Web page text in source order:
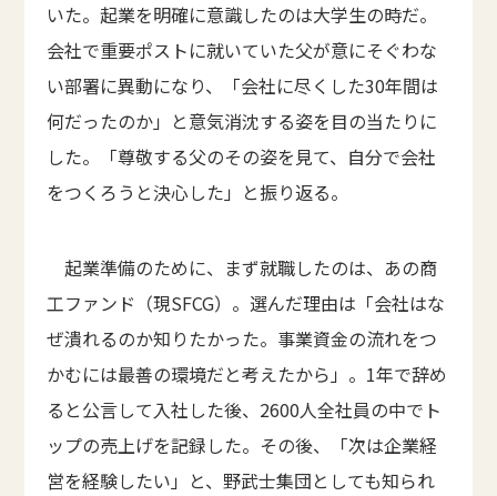
いた。起業を明確に意識したのは大学生の時だ。
会社で重要ポストに就いていた父が意にそぐわな
い部署に異動になり、「会社に尽くした30年間は
何だったのか」と意気消沈する姿を目の当たりに
した。「尊敬する父のその姿を見て、自分で会社
をつくろうと決心した」と振り返る。
起業準備のために、まず就職したのは、あの商
工ファンド（現SFCG）。選んだ理由は「会社はな
ぜ潰れるのか知りたかった。事業資金の流れをつ
かむには最善の環境だと考えたから」。1年で辞め
ると公言して入社した後、2600人全社員の中でト
ップの売上げを記録した。その後、「次は企業経
営を経験したい」と、野武士集団としても知られ